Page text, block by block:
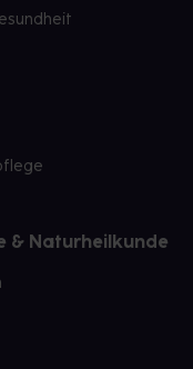
& Naturheilkunde